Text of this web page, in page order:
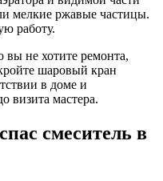
мелкие ржавые частицы.
работу.
вы не хотите ремонта,
шаровый кран
в доме и
визита мастера.
смеситель в